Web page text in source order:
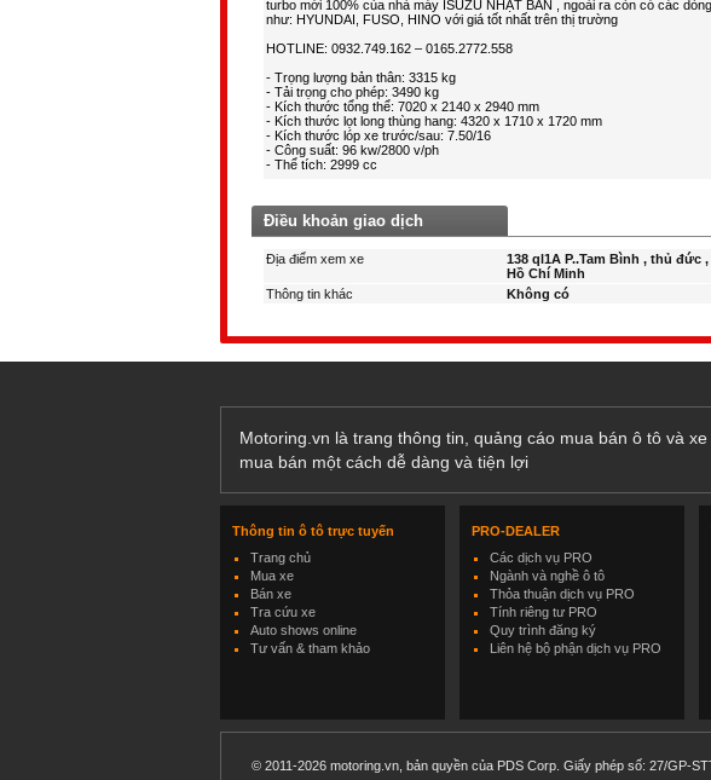
Điều khoản giao dịch
Địa điểm xem xe
138 ql1A P..Tam Bình , thủ đức ,
Hồ Chí Minh
Thông tin khác
Không có
Motoring.vn là trang thông tin, quảng cáo mua bán ô tô và
mua bán một cách dễ dàng và tiện lợi
Thông tin ô tô trực tuyến
Trang chủ
Mua xe
Bán xe
Tra cứu xe
Auto shows online
Tư vấn & tham khảo
PRO-DEALER
Các dịch vụ PRO
Ngành và nghề ô tô
Thỏa thuận dịch vụ PRO
Tính riêng tư PRO
Quy trình đăng ký
Liên hệ bộ phận dịch vụ PRO
© 2011-2026 motoring.vn, bản quyền của PDS Corp. Giấy phép số: 27/GP-